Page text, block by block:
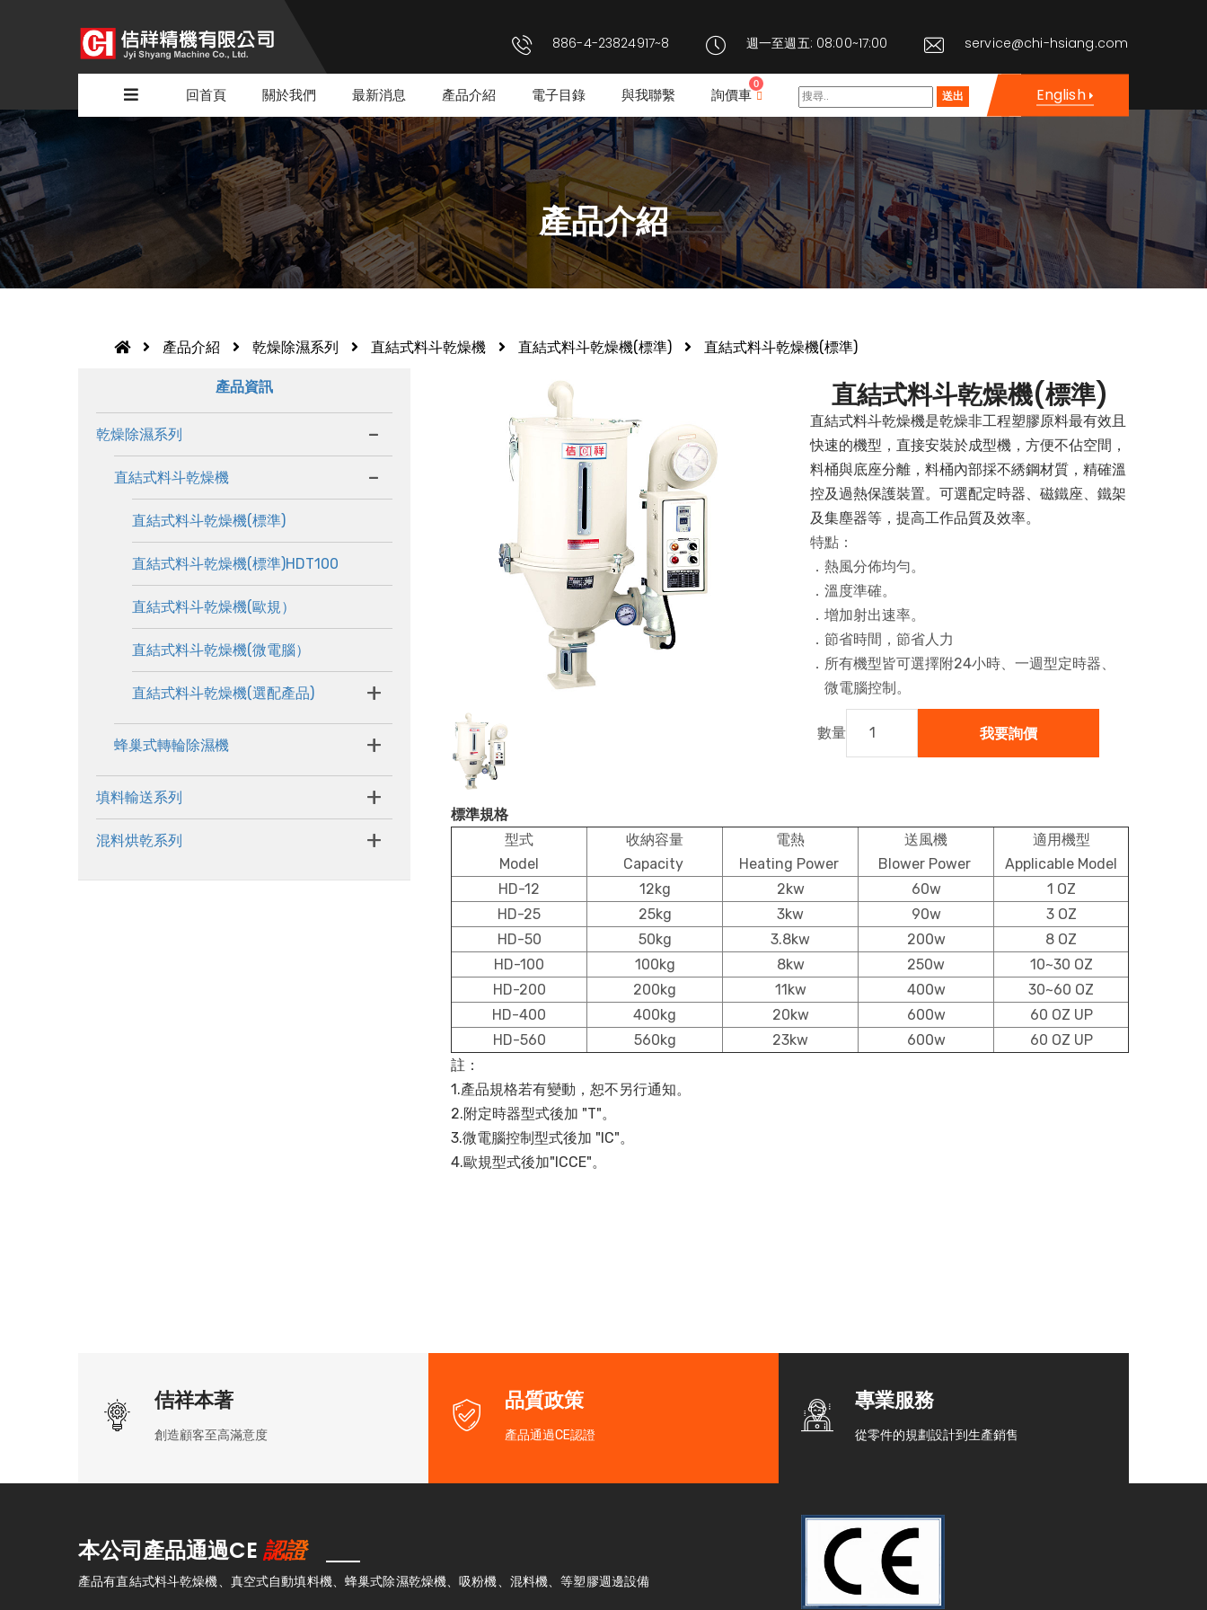
886-4-23824917~8 週一至週五: 08:00~17:00 service@chi-hsiang.com
回首頁 關於我們 最新消息 產品介紹 電子目錄 與我聯繫 詢價車
0
送出 English
產品介紹
產品介紹 乾燥除濕系列 直結式料斗乾燥機 直結式料斗乾燥機(標準) 直結式料斗乾燥機(標準)
產品資訊
乾燥除濕系列
直結式料斗乾燥機
直結式料斗乾燥機(標準)
直結式料斗乾燥機(標準)HDT100
直結式料斗乾燥機(歐規）
直結式料斗乾燥機(微電腦）
直結式料斗乾燥機(選配產品) +
-
蜂巢式轉輪除濕機 +
-
填料輸送系列 +
混料烘乾系列 +
直結式料斗乾燥機(標準)
直結式料斗乾燥機是乾燥非工程塑膠原料最有效且
快速的機型，直接安裝於成型機，方便不佔空間，
料桶與底座分離，料桶內部採不綉鋼材質，精確溫
控及過熱保護裝置。可選配定時器、磁鐵座、鐵架
及集塵器等，提高工作品質及效率。
特點：
．熱風分佈均勻。
．溫度準確。
．增加射出速率。
．節省時間，節省人力
．所有機型皆可選擇附24小時、一週型定時器、
微電腦控制。
數量 我要詢價
標準規格
型式
Model
收納容量
Capacity
電熱
Heating Power
送風機
Blower Power
適用機型
Applicable Model
HD-12
12kg 2kw 60w
1 OZ
HD-25
25kg 3kw 90w
3 OZ
HD-50
50kg 3.8kw 200w
8 OZ
HD-100
100kg 8kw 250w
10~30 OZ
HD-200
200kg 11kw 400w
30~60 OZ
HD-400
400kg 20kw 600w
60 OZ UP
HD-560
560kg 23kw 600w
60 OZ UP
註：
1.產品規格若有變動，恕不另行通知。
2.附定時器型式後加 "T"。
3.微電腦控制型式後加 "IC"。
4.歐規型式後加"ICCE"。
佶祥本著
創造顧客至高滿意度
品質政策
產品通過CE認證
專業服務
從零件的規劃設計到生產銷售
本公司產品通過CE 認證
產品有直結式料斗乾燥機、真空式自動填料機、蜂巢式除濕乾燥機、吸粉機、混料機、等塑膠週邊設備